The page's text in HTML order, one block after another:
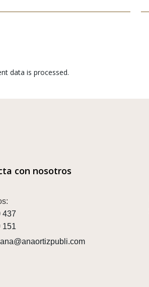
data is processed.
con nosotros
437
151
ana@anaortizpubli.com